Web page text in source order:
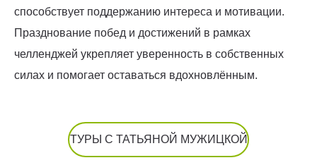
способствует поддержанию интереса и мотивации.
Празднование побед и достижений в рамках
челленджей укрепляет уверенность в собственных
силах и помогает оставаться вдохновлённым.
ТУРЫ С ТАТЬЯНОЙ МУЖИЦКОЙ